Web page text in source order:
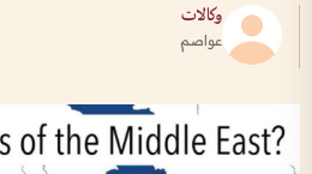
وكالات
عواصم